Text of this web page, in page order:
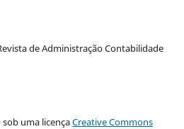
de Administração Contabilidade
uma licençaCreative Commons